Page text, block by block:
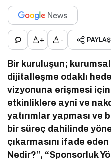
+ - PAYLAŞ
Bir kuruluşun;
dijitalleşme odaklı
vizyonuna erişmesi
etkinliklere aynî ve
yatırımlar yapması ve
bir süreç dahilinde
çıkarmasını ifade
Nedir?”, “Sponsorluk